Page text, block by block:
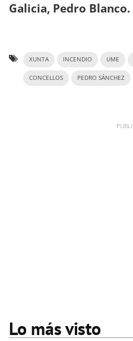
Galicia, Pedro Blanco.
XUNTA INCENDIO UME
CONCELLOS PEDRO SÁNCHEZ
Lo más visto